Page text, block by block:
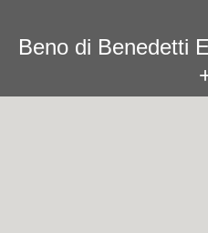
Beno di Benedetti